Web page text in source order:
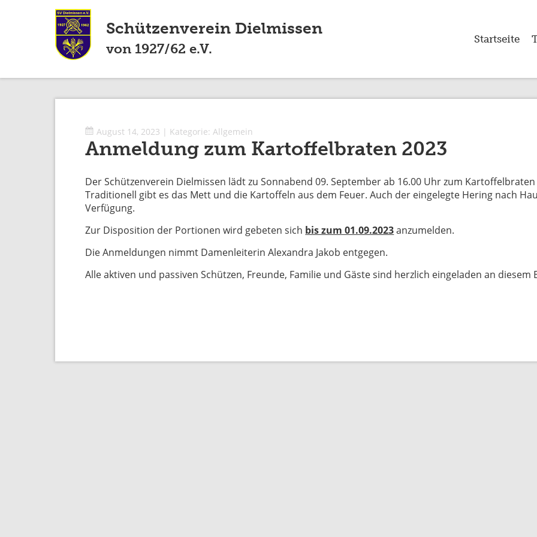
Schützenverein Dielmissen
von 1927/62 e.V.
Startseite
August 14, 2023 | Kategorie:Allgemein
Anmeldung zum Kartoffelbraten 2023
Der Schützenverein Dielmissen lädt zu Sonnabend 09. September ab 16.00 Uhr zum
Traditionell gibt es das Mett und die Kartoffeln aus dem Feuer. Auch der eingelegte Hering nach
Verfügung.
Zur Disposition der Portionen wird gebeten sich bis zum 01.09.2023anzumelden.
Die Anmeldungen nimmt Damenleiterin Alexandra Jakob entgegen.
Alle aktiven und passiven Schützen, Freunde, Familie und Gäste sind herzlich eingeladen an diesem